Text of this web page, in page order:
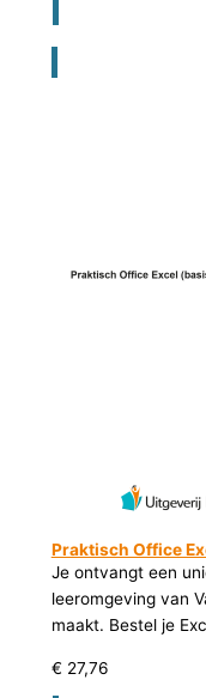
Praktisch Office
Je ontvangt een
leeromgeving van
maakt. Bestel je
€ 27,76